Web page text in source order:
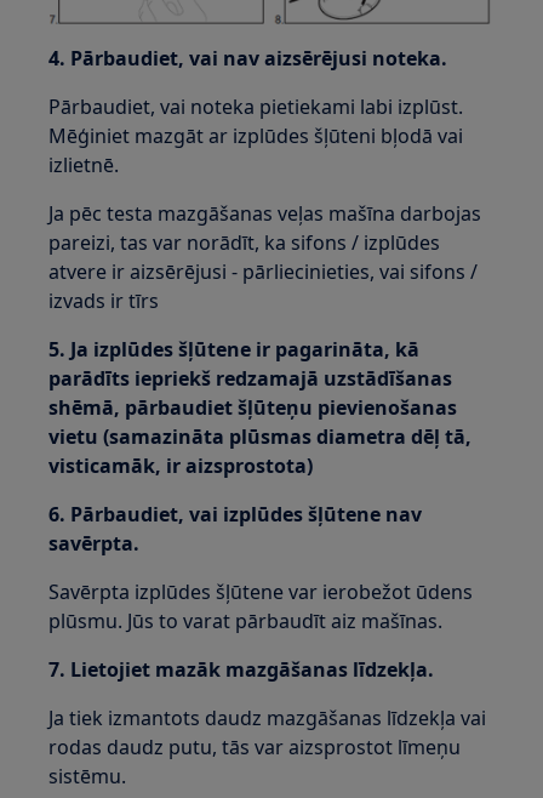
4. Pārbaudiet, vai nav aizsērējusi noteka.
Pārbaudiet, vai noteka pietiekami labi izplūst.
Mēģiniet mazgāt ar izplūdes šļūteni bļodā vai
izlietnē.
Ja pēc testa mazgāšanas veļas mašīna darbojas
pareizi, tas var norādīt, ka sifons / izplūdes
atvere ir aizsērējusi - pārliecinieties, vai sifons /
izvads ir tīrs
5. Ja izplūdes šļūtene ir pagarināta, kā
parādīts iepriekš redzamajā uzstādīšanas
shēmā, pārbaudiet šļūteņu pievienošanas
vietu (samazināta plūsmas diametra dēļ tā,
visticamāk, ir aizsprostota)
6. Pārbaudiet, vai izplūdes šļūtene nav
savērpta.
Savērpta izplūdes šļūtene var ierobežot ūdens
plūsmu. Jūs to varat pārbaudīt aiz mašīnas.
7. Lietojiet mazāk mazgāšanas līdzekļa.
Ja tiek izmantots daudz mazgāšanas līdzekļa vai
rodas daudz putu, tās var aizsprostot līmeņu
sistēmu.